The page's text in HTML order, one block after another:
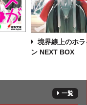
境界線上のホラ
ン NEXT BOX
一覧